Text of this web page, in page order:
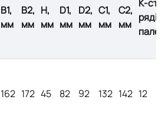
B1,
мм
B2,
мм
H,
мм
D1,
мм
D2,
мм
C1,
мм
C2,
мм
К-сть
рядів
162 172 45 82 92 132 142 12